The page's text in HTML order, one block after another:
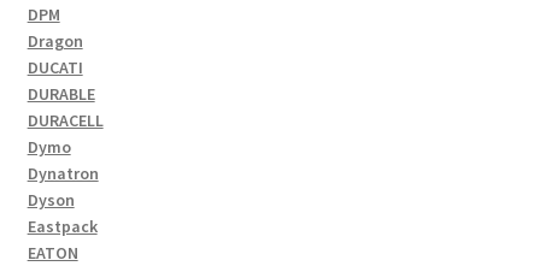
DPM
Dragon
DUCATI
DURABLE
DURACELL
Dymo
Dynatron
Dyson
Eastpack
EATON